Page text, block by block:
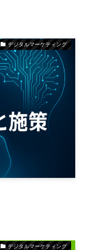
デジタルマーケティング
デジタルマーケティング